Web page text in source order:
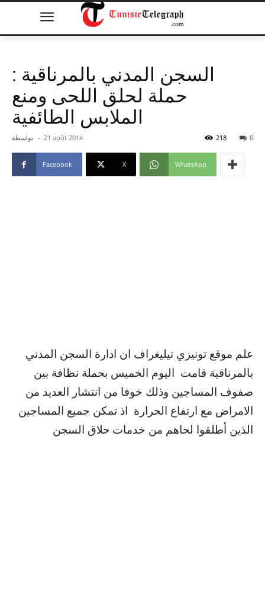
السجن المدني بالمرناقية :
حملة لحلق اللحى ومنع
الملابس الطائفية
بواسطة - 21 août 2014 0
218
Facebook X WhatsApp
علم موقع تونيزي تيليغراف ان ادارة السجن المدني
بالمرناقية قامت اليوم الخميس بحملة نظافة بين
صفوف المساجين وذلك خوفا من انتشار العديد من
الامراض مع ارتفاع الحرارة اذ تمكن جميع المساجين
الذين أطلقوا لحاهم من خدمات حلاق السجن